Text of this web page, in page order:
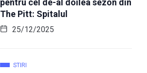
pentru cel de-al doilea sezon din
The Pitt: Spitalul
25/12/2025
STIRI